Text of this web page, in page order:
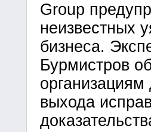
Group
неизвестных
бизнеса.
Бурмистров
организациям
выхода